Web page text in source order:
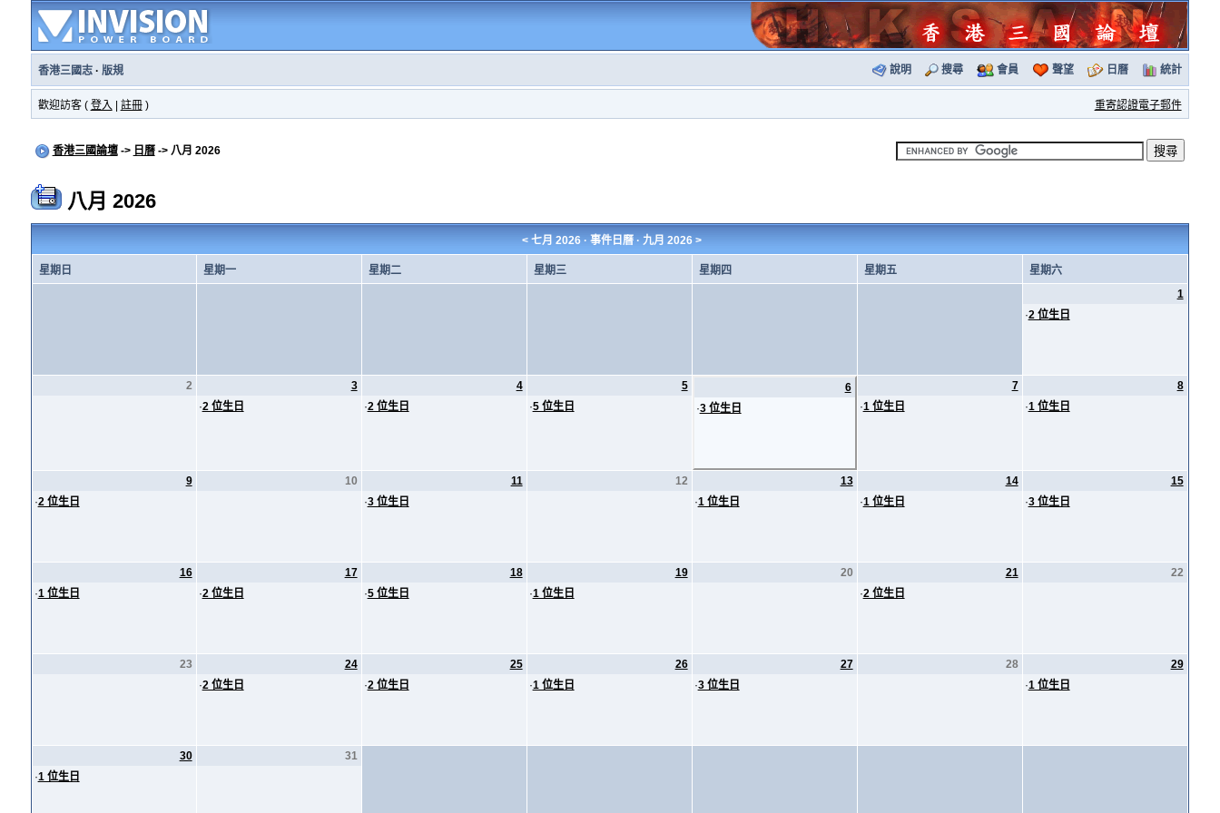
香港三國志· 版規 說明 搜尋 會員 聲望 日曆 統計
歡迎訪客 ( 登入 註冊) 重寄認證電子郵件
香港三國論壇-> 日曆-> 八月 2026
八月 2026
<七月 2026 · 事件日曆 ·九月 2026 >
星期日 星期一 星期二 星期三 星期四 星期五
星期六
1
·2 位生日
2
3
·2 位生日
4
·2 位生日
5
·5 位生日
6
·3 位生日
7
·1 位生日
8
·1 位生日
9
·2 位生日
10
11
·3 位生日
12
13
·1 位生日
14
·1 位生日
15
·3 位生日
16
·1 位生日
17
·2 位生日
18
·5 位生日
19
·1 位生日
20
21
·2 位生日
22
23
24
·2 位生日
25
·2 位生日
26
·1 位生日
27
·3 位生日
28
29
·1 位生日
30
·1 位生日
31